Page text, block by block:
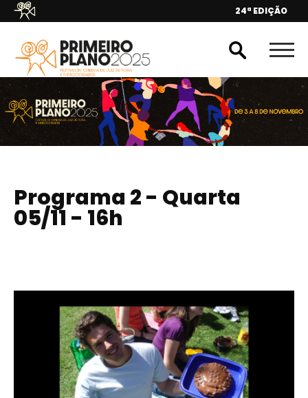
24ª EDIÇÃO
Programa 2 - Quarta
05/11 - 16h